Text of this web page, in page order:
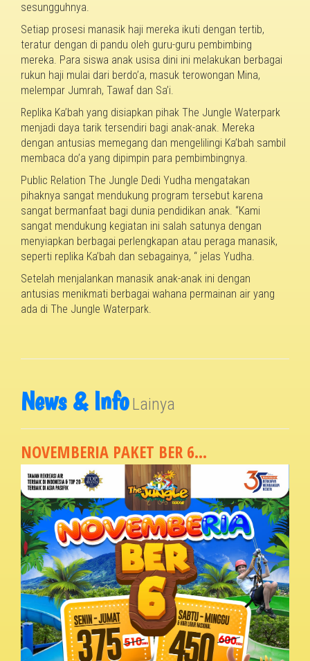
sesungguhnya.
Setiap prosesi manasik haji mereka ikuti dengan tertib,
teratur dengan di pandu oleh guru-guru pembimbing
mereka. Para siswa anak usisa dini ini melakukan berbagai
rukun haji mulai dari berdo’a, masuk terowongan Mina,
melempar Jumrah, Tawaf dan Sa’i.
Replika Ka’bah yang disiapkan pihak The Jungle Waterpark
menjadi daya tarik tersendiri bagi anak-anak. Mereka
dengan antusias memegang dan mengelilingi Ka’bah sambil
membaca do’a yang dipimpin para pembimbingnya.
Public Relation The Jungle Dedi Yudha mengatakan
pihaknya sangat mendukung program tersebut karena
sangat bermanfaat bagi dunia pendidikan anak. “Kami
sangat mendukung kegiatan ini salah satunya dengan
menyiapkan berbagai perlengkapan atau peraga manasik,
seperti replika Ka’bah dan sebagainya, “ jelas Yudha.
Setelah menjalankan manasik anak-anak ini dengan
antusias menikmati berbagai wahana permainan air yang
ada di The Jungle Waterpark.
News & InfoLainya
NOVEMBERIA PAKET BER 6...